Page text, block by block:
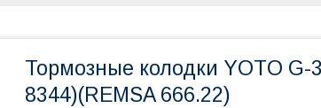
Тормозные колодки YOTO G-
8344)(REMSA 666.22)